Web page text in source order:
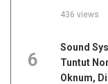
436 views
6
Sound
Tuntut
Oknum,